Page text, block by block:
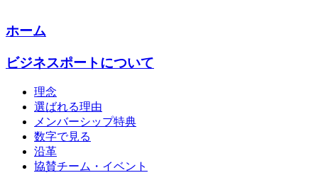
ホーム
ビジネスポートについて
理念
選ばれる理由
メンバーシップ特典
数字で見る
沿革
協賛チーム・イベント